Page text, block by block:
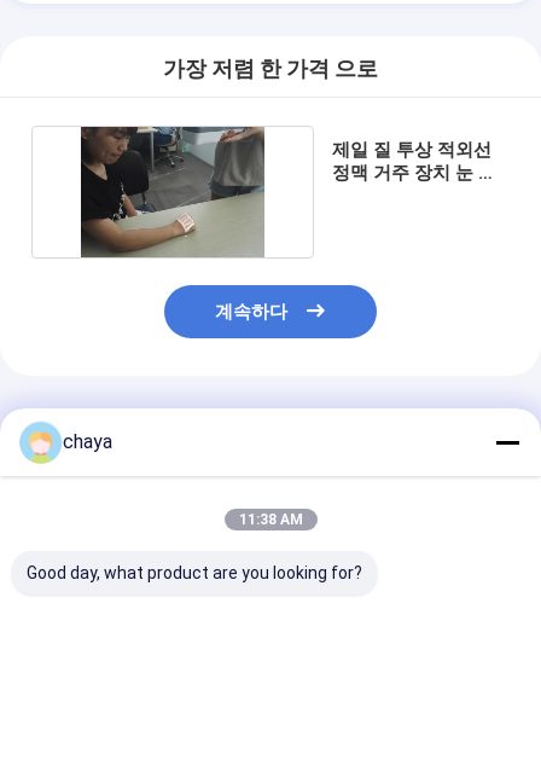
가장 저렴 한 가격 으로
제일 질 투상 적외선
정맥 거주 장치 눈 투
계속하다
추천된 제품
chaya
11:38 AM
Good day, what product are you looking for?